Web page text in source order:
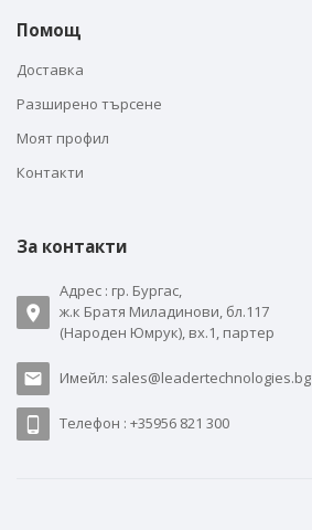
Помощ
Доставка
Разширено търсене
Моят профил
Контакти
За контакти
Адрес : гр. Бургас,
ж.к Братя Миладинови, бл.117
(Народен Юмрук), вх.1, партер
Имейл: sales@leadertechnologies.bg
Телефон : +35956 821 300